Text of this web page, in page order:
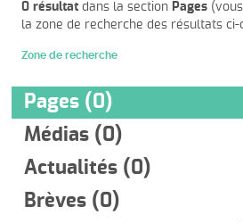
0 résultat dans la section Pages
la zone de recherche des résultats ci-
Zone de recherche
Pages (0)
Médias (0)
Actualités (0)
Brèves (0)